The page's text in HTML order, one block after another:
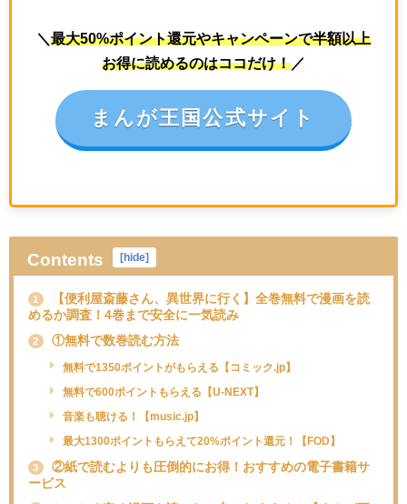
＼ 最大50%ポイント還元やキャンペーンで半額以上
お得に読めるのはココだけ！ ／
まんが王国公式サイト
Contents [hide]
1
【便利屋斎藤さん、異世界に行く】全巻無料で漫画を読
めるか調査！4巻まで安全に一気読み
2 ①無料で数巻読む方法
無料で1350ポイントがもらえる【コミック.jp】
無料で600ポイントもらえる【U-NEXT】
音楽も聴ける！【music.jp】
最大1300ポイントもらえて20%ポイント還元！【FOD】
3
②紙で読むよりも圧倒的にお得！おすすめの電子書籍サ
ービス